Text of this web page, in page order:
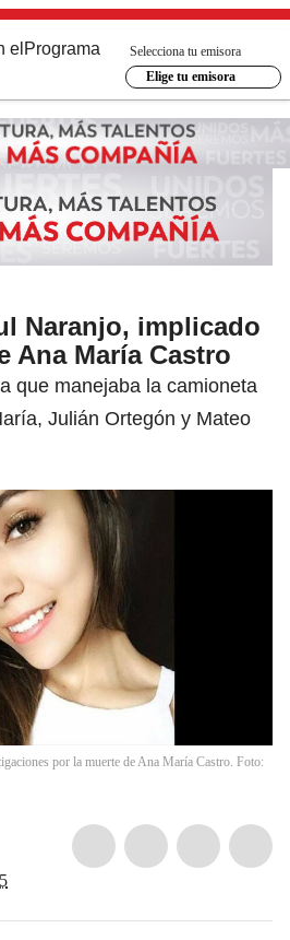
el Programa
Selecciona tu emisora
Elige tu emisora
Naranjo, implicado
Ana María Castro
que manejaba la camioneta
Julián Ortegón y Mateo
por la muerte de Ana María Castro. Foto: